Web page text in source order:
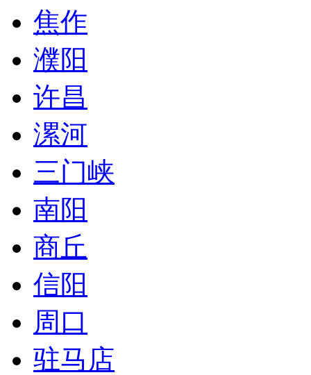
焦作
濮阳
许昌
漯河
三门峡
南阳
商丘
信阳
周口
驻马店